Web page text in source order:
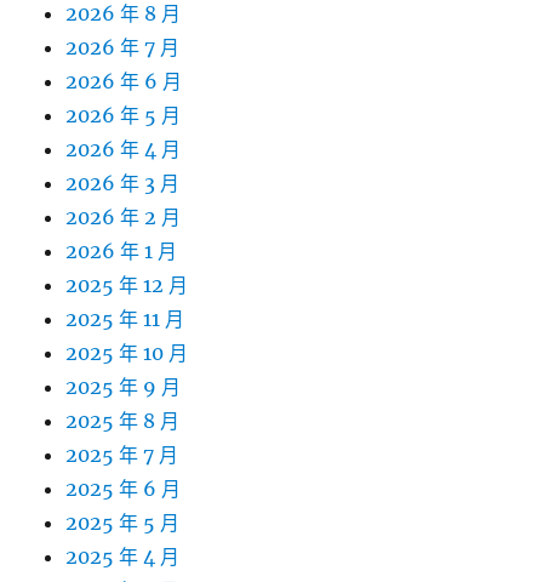
2026 年 8 月
2026 年 7 月
2026 年 6 月
2026 年 5 月
2026 年 4 月
2026 年 3 月
2026 年 2 月
2026 年 1 月
2025 年 12 月
2025 年 11 月
2025 年 10 月
2025 年 9 月
2025 年 8 月
2025 年 7 月
2025 年 6 月
2025 年 5 月
2025 年 4 月